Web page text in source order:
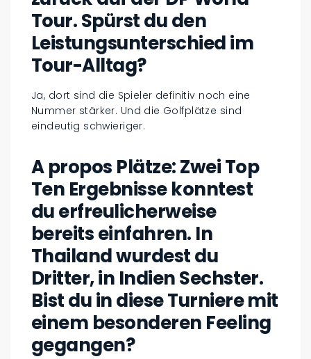
Tour. Spürst du den
Leistungsunterschied im
Tour-Alltag?
Ja, dort sind die Spieler definitiv noch eine
Nummer stärker. Und die Golfplätze sind
eindeutig schwieriger.
A propos Plätze: Zwei Top
Ten Ergebnisse konntest
du erfreulicherweise
bereits einfahren. In
Thailand wurdest du
Dritter, in Indien Sechster.
Bist du in diese Turniere mit
einem besonderen Feeling
gegangen?